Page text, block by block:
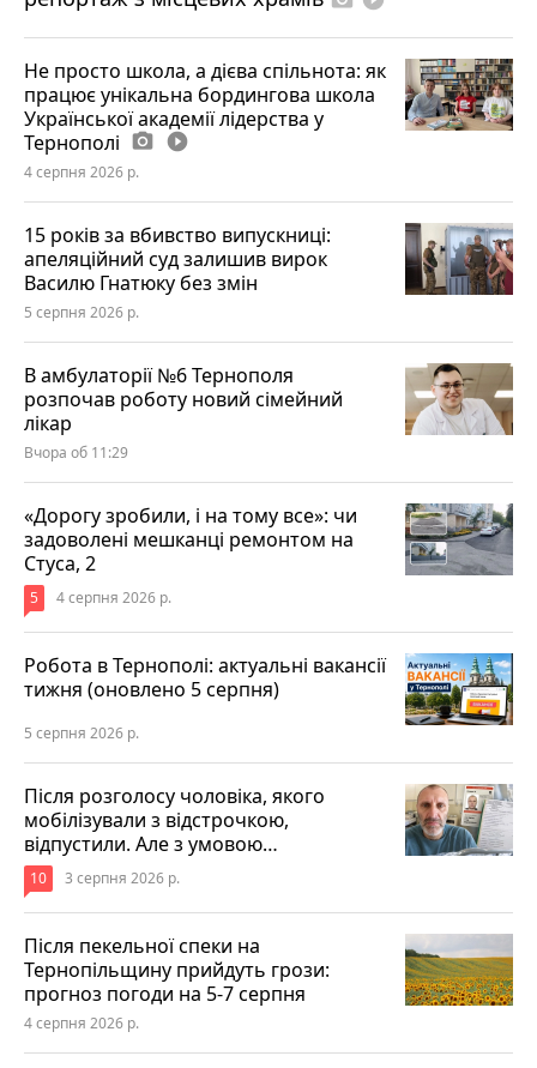
Не просто школа, а дієва спільнота: як
працює унікальна бордингова школа
Української академії лідерства у
Тернополі photo_camera play_circle_filled
4 серпня 2026 р.
15 років за вбивство випускниці:
апеляційний суд залишив вирок
Василю Гнатюку без змін
5 серпня 2026 р.
В амбулаторії №6 Тернополя
розпочав роботу новий сімейний
лікар
Вчора об 11:29
«Дорогу зробили, і на тому все»: чи
задоволені мешканці ремонтом на
Стуса, 2
5 4 серпня 2026 р.
Робота в Тернополі: актуальні вакансії
тижня (оновлено 5 серпня)
5 серпня 2026 р.
Після розголосу чоловіка, якого
мобілізували з відстрочкою,
відпустили. Але з умовою…
10 3 серпня 2026 р.
Після пекельної спеки на
Тернопільщину прийдуть грози:
прогноз погоди на 5-7 серпня
4 серпня 2026 р.